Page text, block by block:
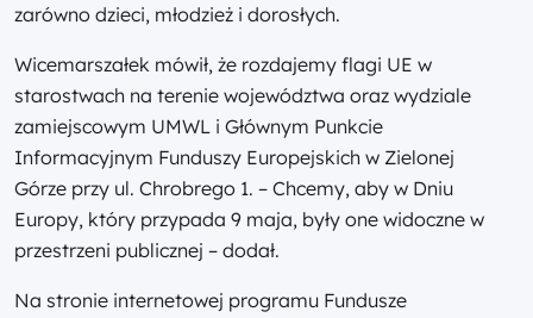
zarówno dzieci, młodzież i dorosłych.
Wicemarszałek mówił, że rozdajemy flagi UE w
starostwach na terenie województwa oraz wydziale
zamiejscowym UMWL i Głównym Punkcie
Informacyjnym Funduszy Europejskich w Zielonej
Górze przy ul. Chrobrego 1. – Chcemy, aby w Dniu
Europy, który przypada 9 maja, były one widoczne w
przestrzeni publicznej – dodał.
Na stronie internetowej programu Fundusze